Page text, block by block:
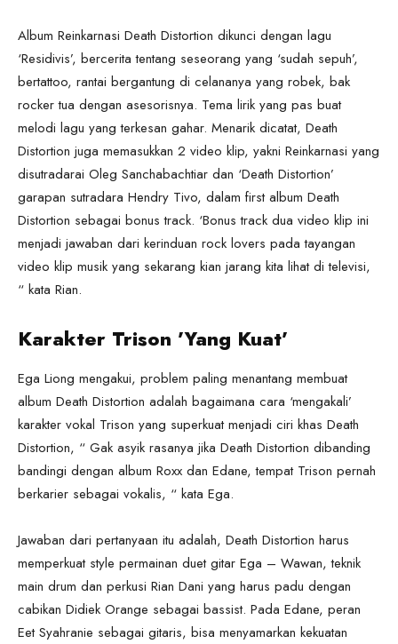
Album Reinkarnasi Death Distortion dikunci dengan lagu
‘Residivis’, bercerita tentang seseorang yang ‘sudah sepuh’,
bertattoo, rantai bergantung di celananya yang robek, bak
rocker tua dengan asesorisnya. Tema lirik yang pas buat
melodi lagu yang terkesan gahar. Menarik dicatat, Death
Distortion juga memasukkan 2 video klip, yakni Reinkarnasi yang
disutradarai Oleg Sanchabachtiar dan ‘Death Distortion’
garapan sutradara Hendry Tivo, dalam first album Death
Distortion sebagai bonus track. ‘Bonus track dua video klip ini
menjadi jawaban dari kerinduan rock lovers pada tayangan
video klip musik yang sekarang kian jarang kita lihat di televisi,
“ kata Rian.
Karakter Trison ’Yang Kuat’
Ega Liong mengakui, problem paling menantang membuat
album Death Distortion adalah bagaimana cara ‘mengakali’
karakter vokal Trison yang superkuat menjadi ciri khas Death
Distortion, “ Gak asyik rasanya jika Death Distortion dibanding
bandingi dengan album Roxx dan Edane, tempat Trison pernah
berkarier sebagai vokalis, “ kata Ega.
Jawaban dari pertanyaan itu adalah, Death Distortion harus
memperkuat style permainan duet gitar Ega – Wawan, teknik
main drum dan perkusi Rian Dani yang harus padu dengan
cabikan Didiek Orange sebagai bassist. Pada Edane, peran
Eet Syahranie sebagai gitaris, bisa menyamarkan kekuatan